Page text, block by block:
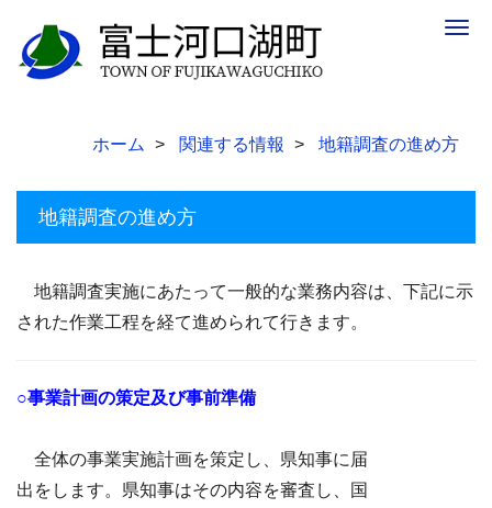
ホーム 関連する情報 地籍調査の進め方
地籍調査の進め方
地籍調査実施にあたって一般的な業務内容は、下記に示
された作業工程を経て進められて行きます。
○事業計画の策定及び事前準備
全体の事業実施計画を策定し、県知事に届
出をします。県知事はその内容を審査し、国